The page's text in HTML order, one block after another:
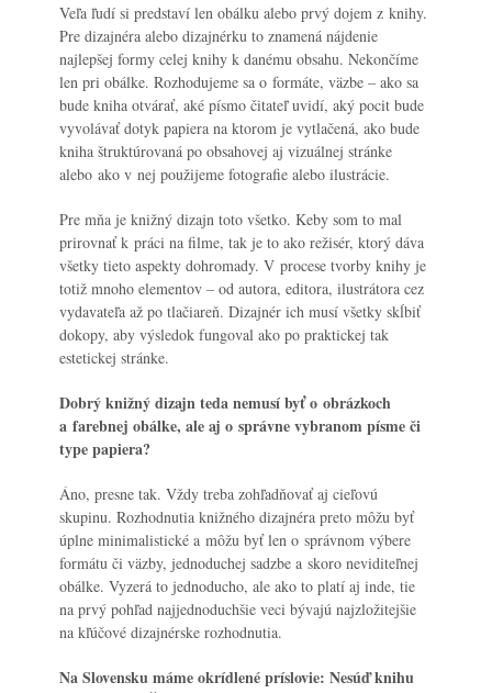
Veľa ľudí si predstaví len obálku alebo prvý dojem z knihy.
Pre dizajnéra alebo dizajnérku to znamená nájdenie
najlepšej formy celej knihy k danému obsahu. Nekončíme
len pri obálke. Rozhodujeme sa o formáte, väzbe – ako sa
bude kniha otvárať, aké písmo čitateľ uvidí, aký pocit bude
vyvolávať dotyk papiera na ktorom je vytlačená, ako bude
kniha štruktúrovaná po obsahovej aj vizuálnej stránke
alebo ako v nej použijeme fotografie alebo ilustrácie.
Pre mňa je knižný dizajn toto všetko. Keby som to mal
prirovnať k práci na filme, tak je to ako režisér, ktorý dáva
všetky tieto aspekty dohromady. V procese tvorby knihy je
totiž mnoho elementov – od autora, editora, ilustrátora cez
vydavateľa až po tlačiareň. Dizajnér ich musí všetky skĺbiť
dokopy, aby výsledok fungoval ako po praktickej tak
estetickej stránke.
Dobrý knižný dizajn teda nemusí byť o obrázkoch
a farebnej obálke, ale aj o správne vybranom písme či
type papiera?
Áno, presne tak. Vždy treba zohľadňovať aj cieľovú
skupinu. Rozhodnutia knižného dizajnéra preto môžu byť
úplne minimalistické a môžu byť len o správnom výbere
formátu či väzby, jednoduchej sadzbe a skoro neviditeľnej
obálke. Vyzerá to jednoducho, ale ako to platí aj inde, tie
na prvý pohľad najjednoduchšie veci bývajú najzložitejšie
na kľúčové dizajnérske rozhodnutia.
Na Slovensku máme okrídlené príslovie: Nesúď knihu